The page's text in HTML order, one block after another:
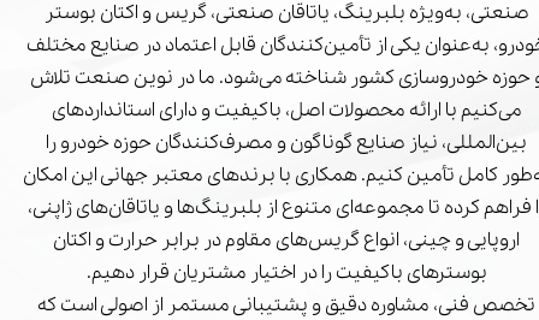
صنعتی، به‌ویژه بلبرینگ، یاتاقان صنعتی، گریس و اکتان بوستر
به‌عنوان یکی از تأمین‌کنندگان قابل اعتماد در صنایع مختلف
حوزه خودروسازی کشور شناخته می‌شود. ما در نوین صنعت تلاش
می‌کنیم با ارائه محصولات اصل، باکیفیت و دارای استانداردهای
بین‌المللی، نیاز صنایع گوناگون و مصرف‌کنندگان حوزه خودرو را
کامل تأمین کنیم. همکاری با برندهای معتبر جهانی این امکان
فراهم کرده تا مجموعه‌ای متنوع از بلبرینگ‌ها و یاتاقان‌های ژاپنی،
اروپایی و چینی، انواع گریس‌های مقاوم در برابر حرارت و اکتان
بوسترهای باکیفیت را در اختیار مشتریان قرار دهیم.
تخصص فنی، مشاوره دقیق و پشتیبانی مستمر از اصولی است که